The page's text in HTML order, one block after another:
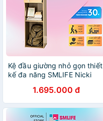
Kệ đầu giường nhỏ gọn thiết
kế đa năng SMLIFE Nicki
1.695.000 đ